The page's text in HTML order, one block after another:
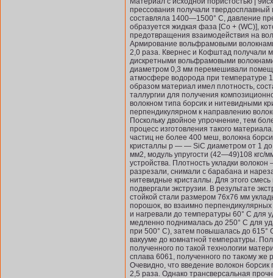
прессования получали
составляла 1400—1500° С, давление
образуется жид­кая фаза [Со + (WC)],
предот­вращения взаимодействия на
Армирование вольфрамовыми
2,0 раза. Квернес и Кофштад получали
дискретными вольфрамовыми
диаметром 0,3 мм перемешивали
атмосфере водорода при температуре
образом материал имел плотность,
таллургии для получения
волокном типа борсик и нитевидными
перпендикулярном к направлению
Поскольку двойное упрочнение, тем
процесс изготовления такого
частиц не более 400 меш, во­локна
кристаллы р — — SiC диаметром от 1 до
мм2, модуль упругости (42—49)108 кгс/
устройства. Плотность ук­ладки
разрезали, сни­мали с барабана и
нитевидные кристаллы. Для этого
подвергали экструзии. В результате
стойкой стали размером 76х76 мм
порошок, во взаимно
и нагревали до темпера­туры 60° С для
медленно под­нималась до 250° С для
при 500° С), затем повышалась до 615°
вакууме до комнатной температуры.
полученного по такой технологии
сплава 6061, полученного по такому же
Очевидно, что введение волокон борсик
2,5 раза. Однако трансверсальная